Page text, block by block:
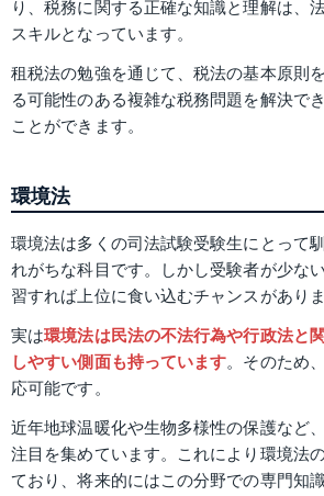
り、税務に関する正確な知識と理解は、
スキルとなっています。
租税法の勉強を通じて、税法の基本原則
る可能性のある複雑な税務問題を解決で
ことができます。
環境法
環境法は多くの司法試験受験生にとって
れがちな科目です。しかし受験者が少な
習すれば上位に食い込むチャンスがありま
実は環境法は民法の不法行為や行政法と
しやすい側面も持っています。そのため
応可能です。
近年地球温暖化や生物多様性の保護など
注目を集めています。これにより環境法
ており、将来的にはこの分野での専門知